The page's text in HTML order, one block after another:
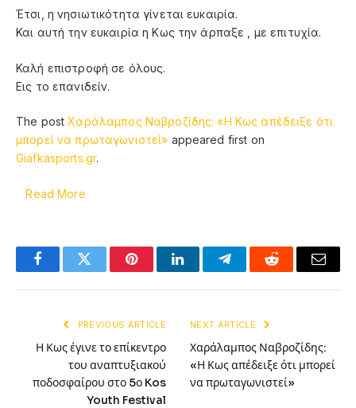
Έτσι, η νησιωτικότητα γίνεται ευκαιρία.
Και αυτή την ευκαιρία η Κως την άρπαξε , με επιτυχία.
Καλή επιστροφή σε όλους.
Εις το επανιδείν.
The postΧαράλαμπος Ναβροζίδης: «Η Κως απέδειξε ότι
μπορεί να πρωταγωνιστεί» appeared first on
Giafkasports.gr.
Read More
FacebookTwitter PinterestLinkedInTelegramReddit Email
PREVIOUS ARTICLE
Η Κως έγινε το επίκεντρο
του αναπτυξιακού
ποδοσφαίρου στο 5ο Kos
Youth Festival
NEXT ARTICLE
Χαράλαμπος Ναβροζίδης:
«Η Κως απέδειξε ότι μπορεί
να πρωταγωνιστεί»